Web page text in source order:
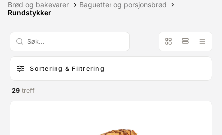
Brød og bakevarer
Baguetter og porsjonsbrød
Rundstykker
Sortering & Filtrering
29 treff